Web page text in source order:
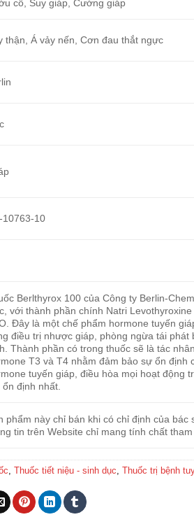
cổ, Suy giáp, Cường giáp
thận, Á vảy nến, Cơn đau thắt ngực
10763-10
Berlthyrox 100 của Công ty Berlin-
với thành phần chính Natri Levothyroxine
Đây là một chế phẩm hormone tuyến
điều trị nhược giáp, phòng ngừa tái phát
Thành phần có trong thuốc sẽ là tác
T3 và T4 nhằm đảm bảo sự ổn định
tuyến giáp, điều hòa mọi hoạt động
ổn định nhất.
phẩm này chỉ bán khi có chỉ định của bác
tin trên Website chỉ mang tính chất tham
, Thuốc tiết niệu - sinh dục, Thuốc trị bệnh